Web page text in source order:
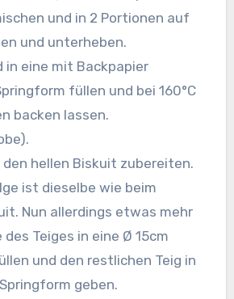
und in 2 Portionen auf
und unterheben.
in eine mit Backpapier
füllen und bei 160°C
backen lassen.
hellen Biskuit zubereiten.
ist dieselbe wie beim
Nun allerdings etwas mehr
Teiges in eine Ø 15cm
und den restlichen Teig in
geben.